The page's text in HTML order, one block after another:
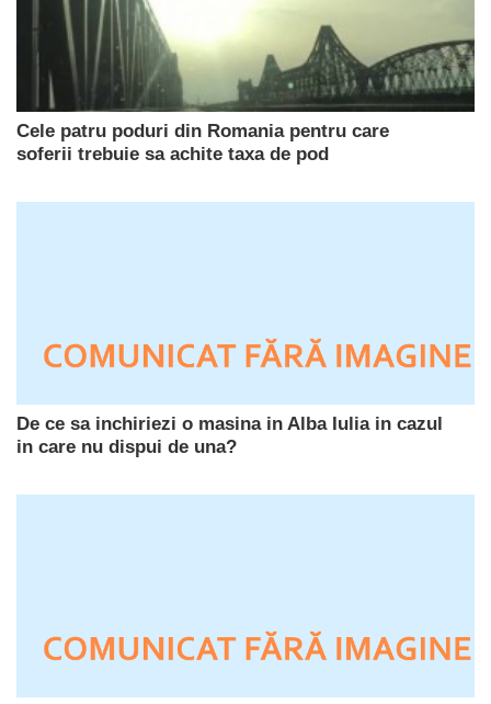
Cele patru poduri din Romania pentru care
soferii trebuie sa achite taxa de pod
De ce sa inchiriezi o masina in Alba Iulia in cazul
in care nu dispui de una?